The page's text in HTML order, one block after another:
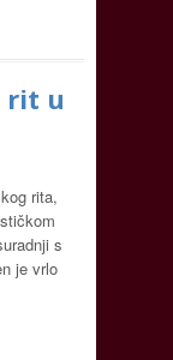
rit u
rita,
s
je vrlo